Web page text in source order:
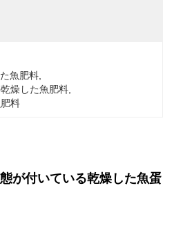
魚肥料
燥した魚肥料
料
が付いている乾燥した魚蛋